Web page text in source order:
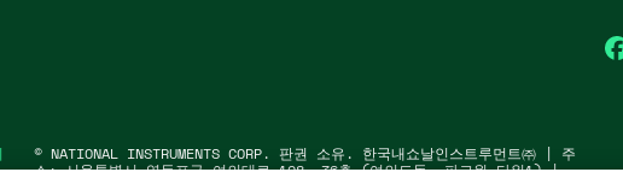
© NATIONAL INSTRUMENTS CORP. 판권 소유. 한국내쇼날인스트루먼트㈜ | 주
소: 서울특별시 영등포구 여의대로 108, 36층 (여의도동, 파크원 타워1) |